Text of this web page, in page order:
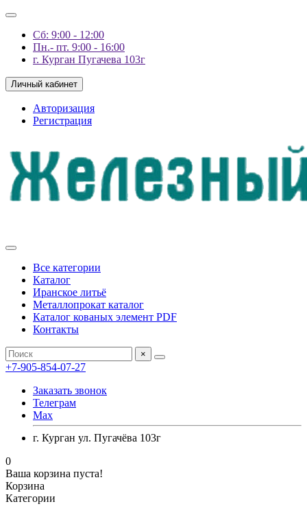
Сб: 9:00 - 12:00
Пн.- пт. 9:00 - 16:00
г. Курган Пугачева 103г
Личный кабинет
Авторизация
Регистрация
Все категории
Каталог
Иранское литьё
Металлопрокат каталог
Каталог кованых элемент PDF
Контакты
×
+7-905-854-07-27
Заказать звонок
Телеграм
Max
г. Курган ул. Пугачёва 103г
0
Ваша корзина пуста!
Корзина
Категории